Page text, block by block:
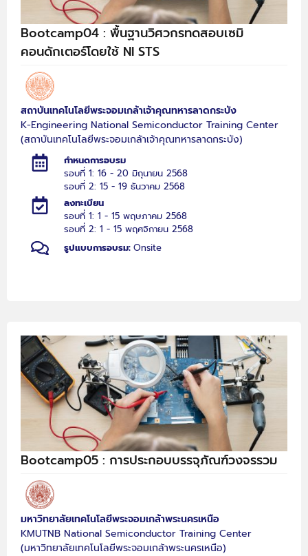
Bootcamp04 : พื้นฐานวิศวกรทดสอบเซมิ
คอนดักเตอร์โดยใช้ NI STS
สถาบันเทคโนโลยีพระจอมเกล้าเจ้าคุณทหารลาดกระบัง
K-Engineering National Semiconductor Training Center
(สถาบันเทคโนโลยีพระจอมเกล้าเจ้าคุณทหารลาดกระบัง)
กำหนดการอบรม
รอบที่ 1: 16 - 20 มิถุนายน 2568
รอบที่ 2: 15 - 19 ธันวาคม 2568
ลงทะเบียน
รอบที่ 1: 1 - 15 พฤษภาคม 2568
รอบที่ 2: 1 - 15 พฤศจิกายน 2568
รูปแบบการอบรม: Onsite
Bootcamp05 : การประกอบบรรจุภัณฑ์วงจรรวม
มหาวิทยาลัยเทคโนโลยีพระจอมเกล้าพระนครเหนือ
KMUTNB National Semiconductor Training Center
(มหาวิทยาลัยเทคโนโลยีพระจอมเกล้าพระนครเหนือ)